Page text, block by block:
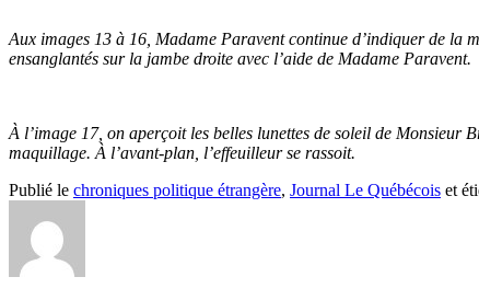
Aux images 13 à 16, Madame Paravent continue d’indiquer de la
ensanglantés sur la jambe droite avec l’aide de Madame Paravent.
À l’image 17, on aperçoit les belles lunettes de soleil de Monsieur
maquillage. À l’avant-plan, l’effeuilleur se rassoit.
Publié le chroniques politique étrangère, Journal Le Québécois et